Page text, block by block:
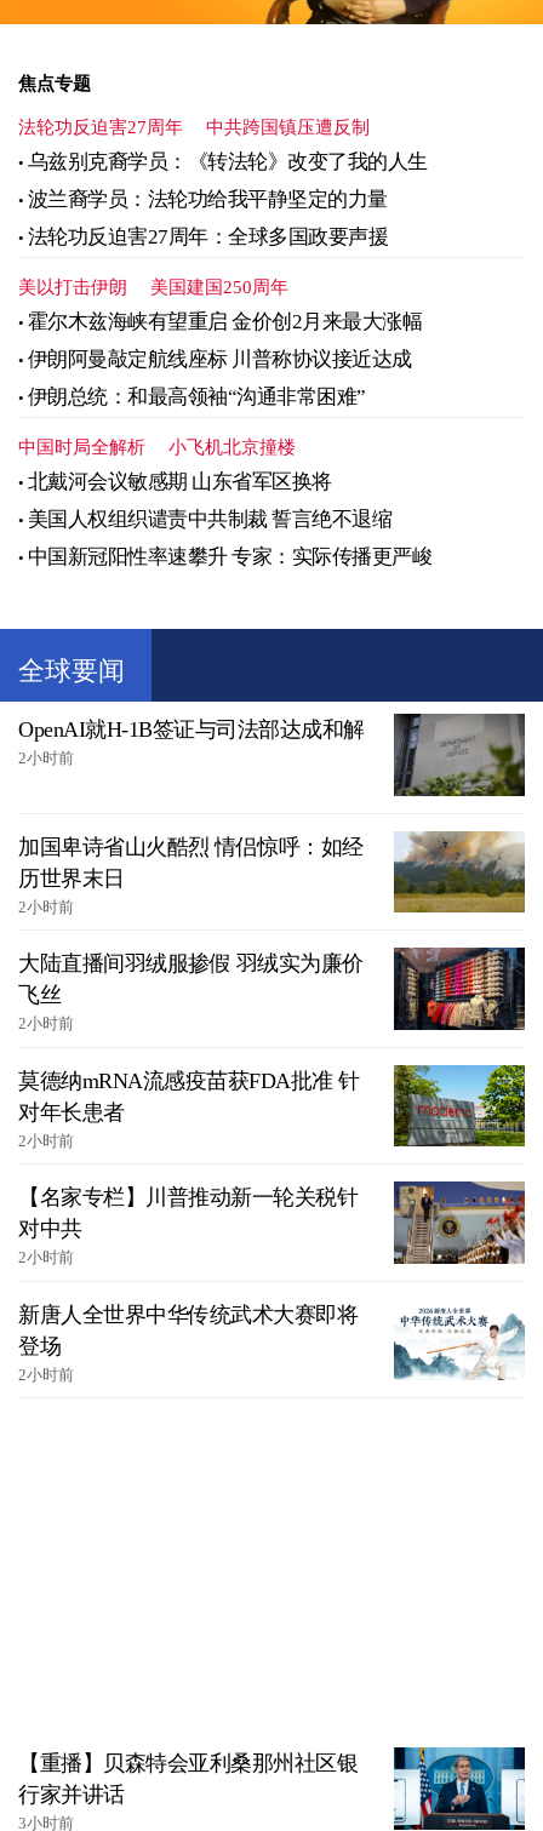
焦点专题
法轮功反迫害27周年 中共跨国镇压遭反制
乌兹别克裔学员：《转法轮》改变了我的人生
波兰裔学员：法轮功给我平静坚定的力量
法轮功反迫害27周年：全球多国政要声援
美以打击伊朗 美国建国250周年
霍尔木兹海峡有望重启 金价创2月来最大涨幅
伊朗阿曼敲定航线座标 川普称协议接近达成
伊朗总统：和最高领袖“沟通非常困难”
中国时局全解析 小飞机北京撞楼
北戴河会议敏感期 山东省军区换将
美国人权组织谴责中共制裁 誓言绝不退缩
中国新冠阳性率速攀升 专家：实际传播更严峻
全球要闻
OpenAI就H-1B签证与司法部达成和解
2小时前
加国卑诗省山火酷烈 情侣惊呼：如经
历世界末日
2小时前
大陆直播间羽绒服掺假 羽绒实为廉价
飞丝
2小时前
莫德纳mRNA流感疫苗获FDA批准 针
对年长患者
2小时前
【名家专栏】川普推动新一轮关税针
对中共
2小时前
新唐人全世界中华传统武术大赛即将
登场
2小时前
【重播】贝森特会亚利桑那州社区银
行家并讲话
3小时前